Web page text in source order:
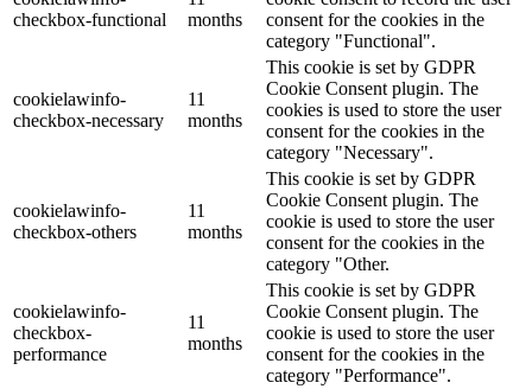
checkbox-functional
months
consent for the cookies in the
category "Functional".
cookielawinfo-
checkbox-necessary
11
months
This cookie is set by GDPR
Cookie Consent plugin. The
cookies is used to store the user
consent for the cookies in the
category "Necessary".
cookielawinfo-
checkbox-others
11
months
This cookie is set by GDPR
Cookie Consent plugin. The
cookie is used to store the user
consent for the cookies in the
category "Other.
cookielawinfo-
checkbox-
performance
11
months
This cookie is set by GDPR
Cookie Consent plugin. The
cookie is used to store the user
consent for the cookies in the
category "Performance".